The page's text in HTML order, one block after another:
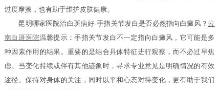
过度摩擦，也有助于维护皮肤健康。
昆明哪家医院治白斑病好-手指关节发白是否必然指向白癜风？ 云
南白斑医院温馨提示：手指关节发白不一定指向白癜风，它可能是多
种因素作用的结果。重要的是结合具体特征进行观察，而不必过早焦
虑。当变化持续或伴有其他迹象时，寻求专业意见是明确情况的有效
途径。保持对身体的关注，同时以平和心态对待变化，更有助于我们